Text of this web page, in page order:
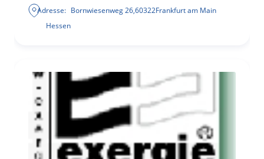
Adresse: Bornwiesenweg 26,60322Frankfurt am Main
Hessen